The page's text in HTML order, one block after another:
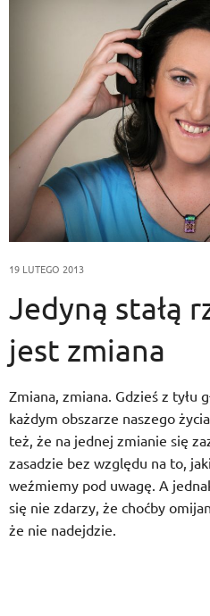
19 LUTEGO 2013
Jedyną stałą
jest zmiana
Zmiana, zmiana. Gdzieś z tyłu
każdym obszarze naszego
też, że na jednej zmianie się
zasadzie bez względu na to,
weźmiemy pod uwagę. A
się nie zdarzy, że choćby
że nie nadejdzie.